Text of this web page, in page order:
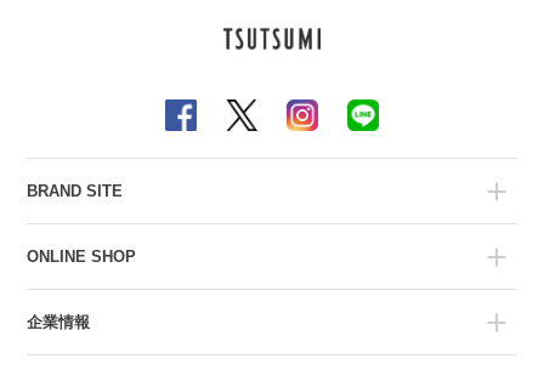
BRAND SITE
ONLINE SHOP
企業情報